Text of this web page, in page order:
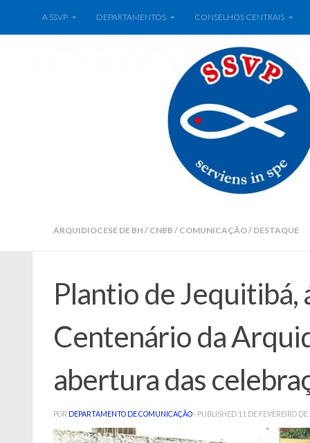
A SSVP DEPARTAMENTOS CONSELHOS CENTRAIS
ARQUIDIOCESE DE BH / CNBB / COMUNICAÇÃO/ DESTAQUE
Plantio de
Centenário da
abertura das
POR DEPARTAMENTO DE COMUNICAÇÃO · PUBLISHED 11 DE FEVEREIRO DE